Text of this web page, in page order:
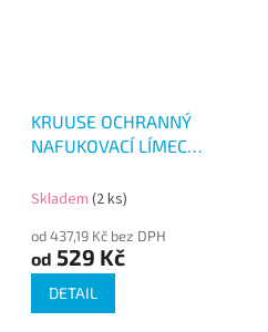
KRUUSE OCHRANNÝ
NAFUKOVACÍ LÍMEC
Skladem (2 ks)
od 437,19 Kč bez DPH
od 529 Kč
DETAIL